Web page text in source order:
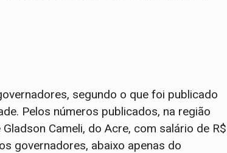
segundo o que foi publicado
Pelos números publicados, na região
Cameli, do Acre, com salário de R$
governadores, abaixo apenas do